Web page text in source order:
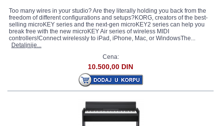
Too many wires in your studio? Are they literally holding you back from the
freedom of different configurations and setups?KORG, creators of the best-
selling microKEY series and the next-gen microKEY2 series can help you
break free with the new microKEY Air series of wireless MIDI
controllers!Connect wirelessly to iPad, iPhone, Mac, or WindowsThe...
Detaljnije...
Cena:
10.500,00 DIN